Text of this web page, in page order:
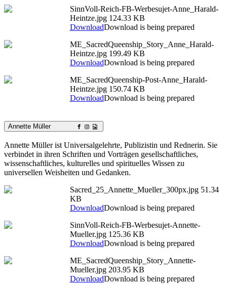
SinnVoll-Reich-FB-Werbesujet-Anne_Harald-
Heintze.jpg 124.33 KB
DownloadDownload is being prepared
ME_SacredQueenship_Story_Anne_Harald-
Heintze.jpg 199.49 KB
DownloadDownload is being prepared
ME_SacredQueenship-Post-Anne_Harald-
Heintze.jpg 150.74 KB
DownloadDownload is being prepared
Annette Müller
Annette Müller ist Universalgelehrte, Publizistin und Rednerin. Sie
verbindet in ihren Schriften und Vorträgen gesellschaftliches,
wissenschaftliches, kulturelles und spirituelles Wissen zu
universellen Weisheiten und Gedanken.
Sacred_25_Annette_Mueller_300px.jpg 51.34
KB
DownloadDownload is being prepared
SinnVoll-Reich-FB-Werbesujet-Annette-
Mueller.jpg 125.36 KB
DownloadDownload is being prepared
ME_SacredQueenship_Story_Annette-
Mueller.jpg 203.95 KB
DownloadDownload is being prepared